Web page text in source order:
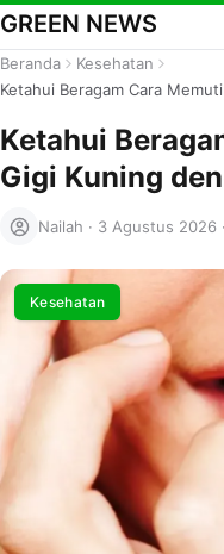
GREEN NEWS
Beranda
Kesehatan
Ketahui Beragam Cara
Ketahui
Gigi Kuning
Nailah · 3 Agustus 2026 ·
Kesehatan